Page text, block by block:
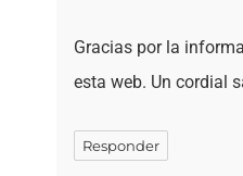
Gracias por la
esta web. Un cordial
Responder